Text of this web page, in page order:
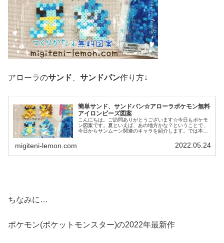
アローラのサンド サンドパン作り方↓
簡単サンド、サンドパン☆アローラポケモン無料
アイロンビーズ図案
こんにちは。ご訪問ありがとうございます☆今日もポケモ
ン図案です。夏といえば、あの地方かな？ということで、
今日からサンムーン関連のキャラを紹介します。では本題
migiteni-lemon.com 2022.05.24
ちなみに…
ポケモン(ポケットモンスター)の2022年最新作